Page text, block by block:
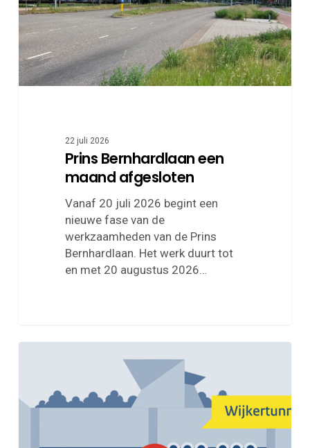
22 juli 2026
Prins Bernhardlaan een
maand afgesloten
Vanaf 20 juli 2026 begint een
nieuwe fase van de
werkzaamheden van de Prins
Bernhardlaan. Het werk duurt tot
en met 20 augustus 2026…
sluiting